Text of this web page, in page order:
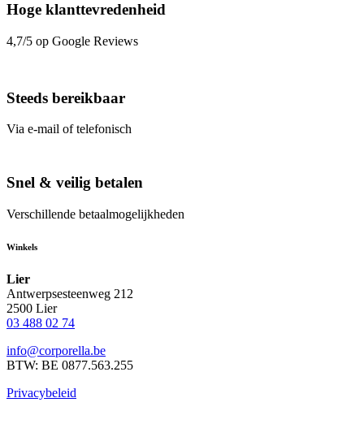
Hoge klanttevredenheid
4,7/5 op Google Reviews
Steeds bereikbaar
Via e-mail of telefonisch
Snel & veilig betalen
Verschillende betaalmogelijkheden
Winkels
Lier
Antwerpsesteenweg 212
2500 Lier
03 488 02 74
info@corporella.be
BTW: BE 0877.563.255
Privacybeleid